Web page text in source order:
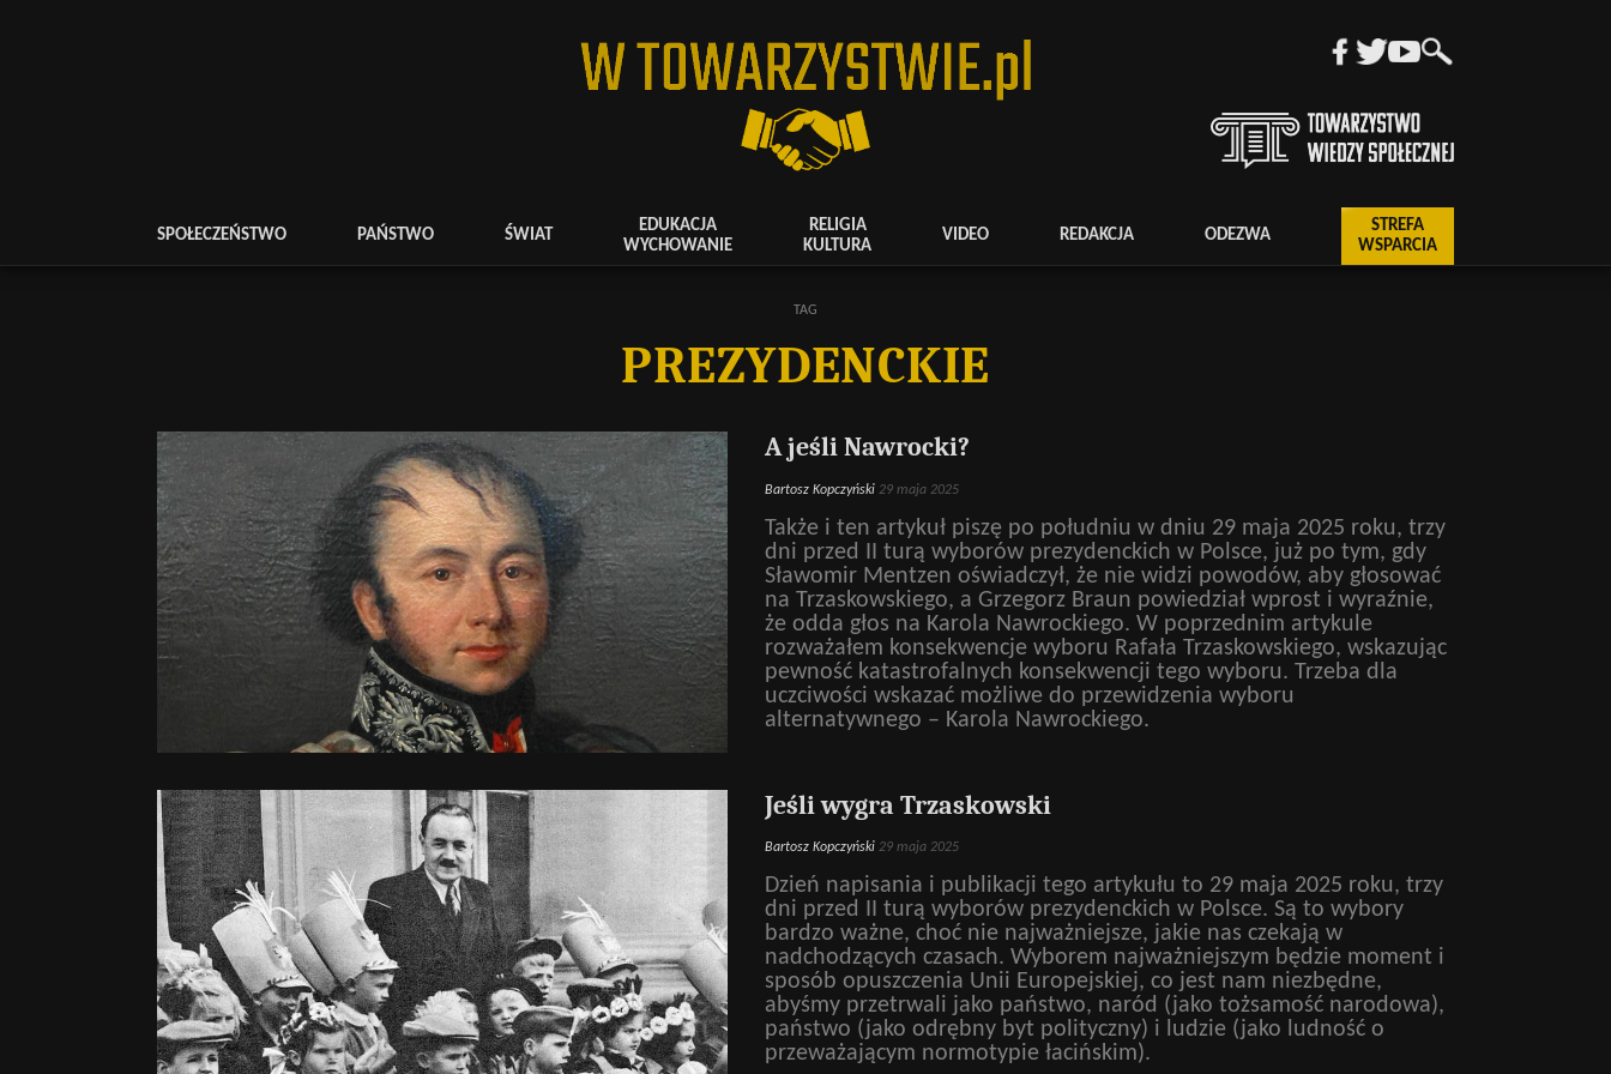
SPOŁECZEŃSTWO PAŃSTWO ŚWIAT
EDUKACJA
WYCHOWANIE
RELIGIA
KULTURA
VIDEO REDAKCJA ODEZWA
STREFA
WSPARCIA
TAG
PREZYDENCKIE
A jeśli Nawrocki?
Bartosz Kopczyński 29 maja 2025
Także i ten artykuł piszę po południu w dniu 29 maja 2025 roku, trzy
dni przed II turą wyborów prezydenckich w Polsce, już po tym, gdy
Sławomir Mentzen oświadczył, że nie widzi powodów, aby głosować
na Trzaskowskiego, a Grzegorz Braun powiedział wprost i wyraźnie,
że odda głos na Karola Nawrockiego. W poprzednim artykule
rozważałem konsekwencje wyboru Rafała Trzaskowskiego, wskazując
pewność katastrofalnych konsekwencji tego wyboru. Trzeba dla
uczciwości wskazać możliwe do przewidzenia wyboru
alternatywnego – Karola Nawrockiego.
Jeśli wygra Trzaskowski
Bartosz Kopczyński 29 maja 2025
Dzień napisania i publikacji tego artykułu to 29 maja 2025 roku, trzy
dni przed II turą wyborów prezydenckich w Polsce. Są to wybory
bardzo ważne, choć nie najważniejsze, jakie nas czekają w
nadchodzących czasach. Wyborem najważniejszym będzie moment i
sposób opuszczenia Unii Europejskiej, co jest nam niezbędne,
abyśmy przetrwali jako państwo, naród (jako tożsamość narodowa),
państwo (jako odrębny byt polityczny) i ludzie (jako ludność o
przeważającym normotypie łacińskim).